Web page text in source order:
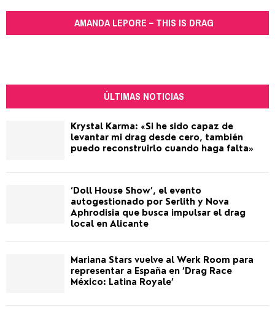
AMANDA LEPORE – THIS IS DRAG
ÚLTIMAS NOTICIAS
Krystal Karma: «Si he sido capaz de
levantar mi drag desde cero, también
puedo reconstruirlo cuando haga falta»
‘Doll House Show’, el evento
autogestionado por Serlith y Nova
Aphrodisia que busca impulsar el drag
local en Alicante
Mariana Stars vuelve al Werk Room para
representar a España en ‘Drag Race
México: Latina Royale’